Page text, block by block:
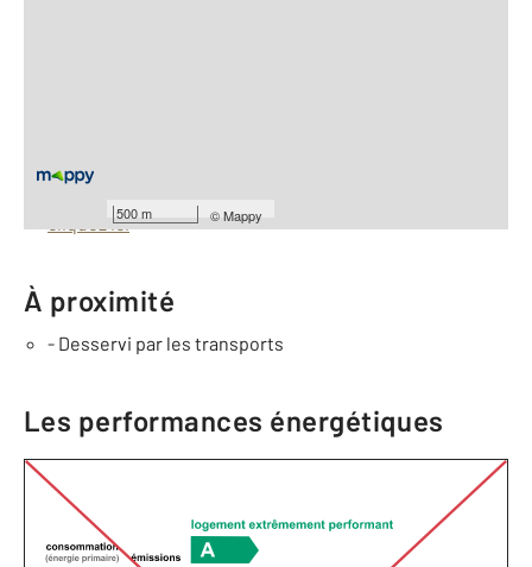
500 m ©Mappy
Barèmes d'honoraires de l'agence
cliquez ici
À proximité
- Desservi par les transports
Les performances énergétiques